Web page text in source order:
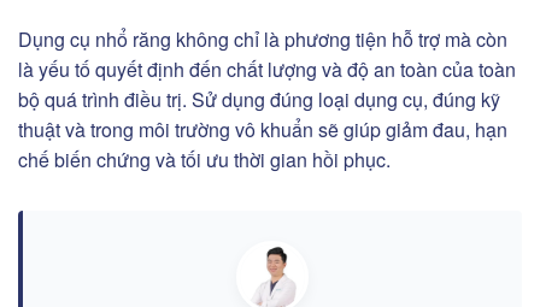
Dụng cụ nhổ răng không chỉ là phương tiện hỗ trợ mà còn
là yếu tố quyết định đến chất lượng và độ an toàn của toàn
bộ quá trình điều trị. Sử dụng đúng loại dụng cụ, đúng kỹ
thuật và trong môi trường vô khuẩn sẽ giúp giảm đau, hạn
chế biến chứng và tối ưu thời gian hồi phục.